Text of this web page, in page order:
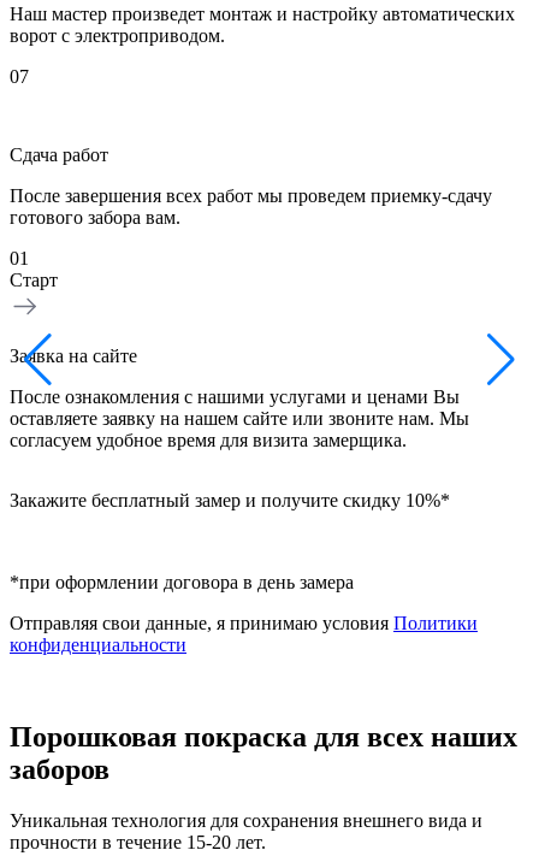
Наш мастер произведет монтаж и настройку автоматических
ворот с электроприводом.
07
Сдача работ
После завершения всех работ мы проведем приемку-сдачу
готового забора вам.
01
Старт
Заявка на сайте
После ознакомления с нашими услугами и ценами Вы
оставляете заявку на нашем сайте или звоните нам. Мы
согласуем удобное время для визита замерщика.
Закажите бесплатный замер и получите скидку 10%*
*при оформлении договора в день замера
Отправляя свои данные, я принимаю условия Политики
конфиденциальности
Порошковая покраска для всех наших
заборов
Уникальная технология для сохранения внешнего вида и
прочности в течение 15-20 лет.